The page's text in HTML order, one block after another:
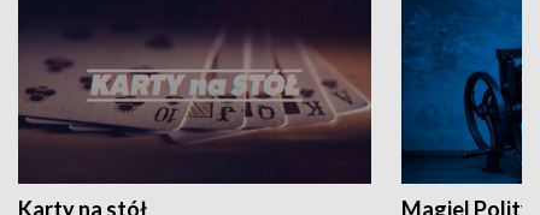
Karty na stół Magiel